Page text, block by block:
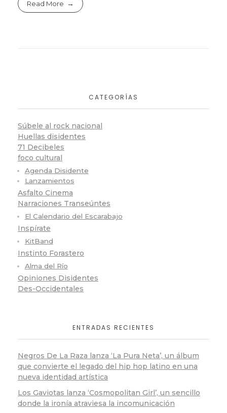
Read More
CATEGORÍAS
Súbele al rock nacional
Huellas disidentes
71 Decibeles
foco cultural
Agenda Disidente
Lanzamientos
Asfalto Cinema
Narraciones Transeúntes
El Calendario del Escarabajo
Inspírate
KitBand
Instinto Forastero
Alma del Río
Opiniones Disidentes
Des-Occidentales
ENTRADAS RECIENTES
Negros De La Raza lanza ‘La Pura Neta’, un álbum
que convierte el legado del hip hop latino en una
nueva identidad artística
Los Gaviotas lanza ‘Cosmopolitan Girl’, un sencillo
donde la ironía atraviesa la incomunicación